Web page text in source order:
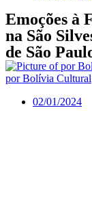
Emoções à
na São
de São
por Bolívia Cultural
02/01/2024